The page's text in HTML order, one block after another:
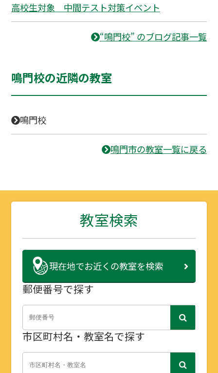
高校生対象 中間テスト対策イベント
“鳴門校” のブログ記事一覧
鳴門校の近隣の教室
鳴門校
鳴門市の教室一覧に戻る
教室検索
現在地でお近くの教室を検索
郵便番号で探す
市区町村名・教室名で探す